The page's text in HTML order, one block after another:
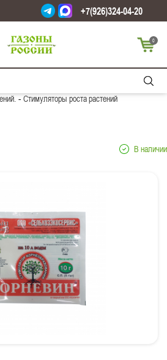
+7(926)324-04-20
0
-Стимуляторы роста растений
В наличии